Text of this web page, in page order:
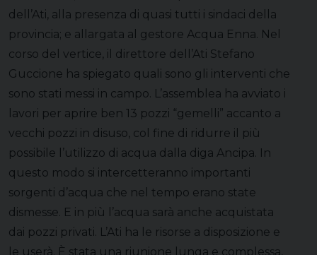
dell’Ati, alla presenza di quasi tutti i sindaci della
provincia; e allargata al gestore Acqua Enna. Nel
corso del vertice, il direttore dell’Ati Stefano
Guccione ha spiegato quali sono gli interventi che
sono stati messi in campo. L’assemblea ha avviato i
lavori per aprire ben 13 pozzi “gemelli” accanto a
vecchi pozzi in disuso, col fine di ridurre il più
possibile l’utilizzo di acqua dalla diga Ancipa. In
questo modo si intercetteranno importanti
sorgenti d’acqua che nel tempo erano state
dismesse. E in più l’acqua sarà anche acquistata
dai pozzi privati. L’Ati ha le risorse a disposizione e
le userà. È stata una riunione lunga e complessa,